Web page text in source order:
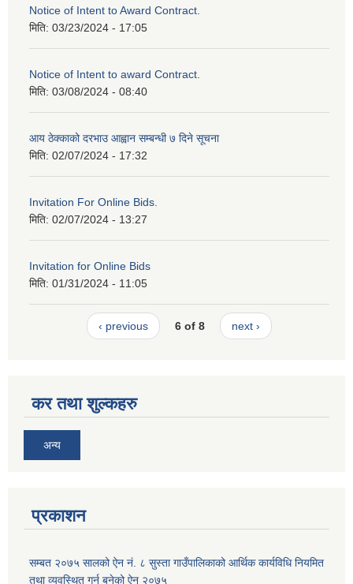
Notice of Intent to Award Contract.
मिति: 03/23/2024 - 17:05
Notice of Intent to award Contract.
मिति: 03/08/2024 - 08:40
आय ठेक्काको दरभाउ आह्वान सम्बन्धी ७ दिने सूचना
मिति: 02/07/2024 - 17:32
Invitation For Online Bids.
मिति: 02/07/2024 - 13:27
Invitation for Online Bids
मिति: 01/31/2024 - 11:05
‹ previous 6 of 8 next ›
कर तथा शुल्कहरु
अन्य
प्रकाशन
सम्बत २०७५ सालको ऐन नं. ८ सुस्ता गाउँपालिकाको आर्थिक कार्यविधि नियमित
तथा व्यवस्थित गर्न बनेको ऐन २०७५